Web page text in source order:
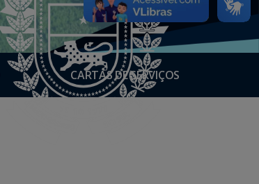
CARTAS DE SERVIÇOS